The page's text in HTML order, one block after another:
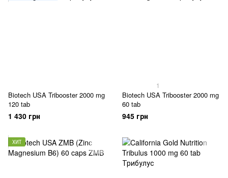
Biotech USA Tribooster 2000 mg
120 tab
1 430 грн
1
Biotech USA Tribooster 2000 mg
60 tab
945 грн
ХИТ